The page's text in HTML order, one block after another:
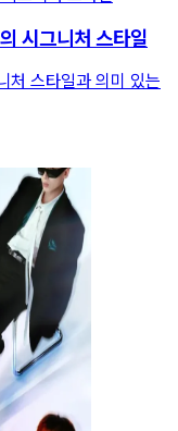
시그니처 스타일
처 스타일과 의미 있는